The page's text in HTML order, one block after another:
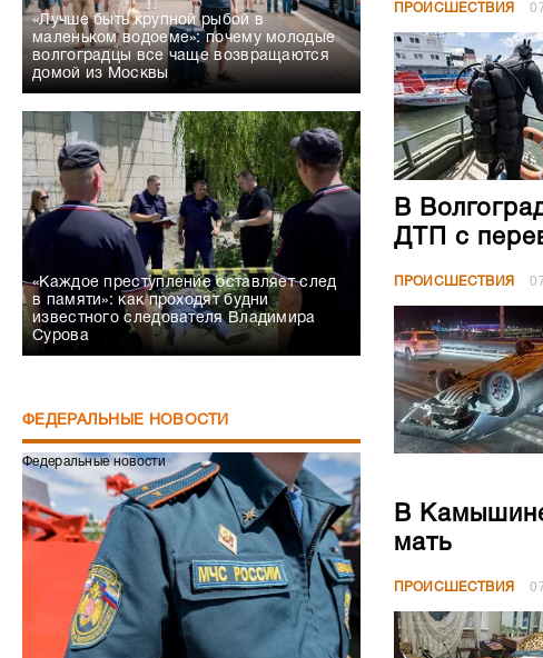
«Лучше быть крупной рыбой в
маленьком водоеме»: почему молодые
волгоградцы все чаще возвращаются
домой из Москвы
«Каждое преступление оставляет след
в памяти»: как проходят будни
известного следователя Владимира
Сурова
ФЕДЕРАЛЬНЫЕ НОВОСТИ
Федеральные новости
ПРОИСШЕСТВИЯ
В
ДТП с
ПРОИСШЕСТВИЯ
В
мать
ПРОИСШЕСТВИЯ